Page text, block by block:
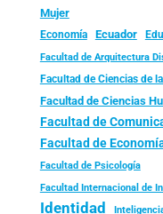
Mujer
Economía Ecuador
Facultad de Arquitectura
Facultad de Ciencias de
Facultad de Ciencias
Facultad de
Facultad de
Facultad de Psicología
Facultad Internacional de
Identidad